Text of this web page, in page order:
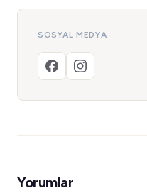
SOSYAL MEDYA
Yorumlar